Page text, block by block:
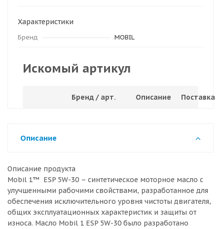
Характеристики
Бренд MOBIL
Искомый артикул
Бренд / арт. Описание Поставка
Описание
Описание продукта
Mobil 1™ ESP 5W-30 – синтетическое моторное масло с
улучшенными рабочими свойствами, разработанное для
обеспечения исключительного уровня чистоты двигателя,
общих эксплуатационных характеристик и защиты от
износа. Масло Mobil 1 ESP 5W-30 было разработано